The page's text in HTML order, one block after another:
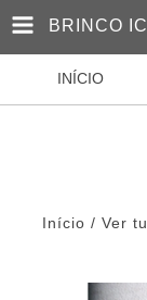
BRINCO
INÍCIO
Início / Ver